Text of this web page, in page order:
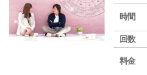
時間
回数
料金